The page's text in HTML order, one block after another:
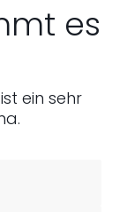
es
ein sehr